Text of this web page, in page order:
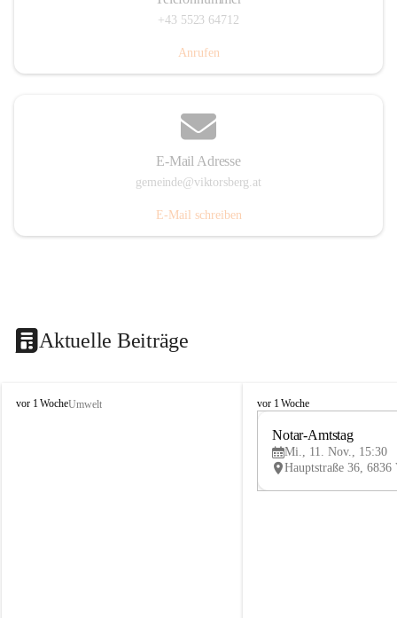
+43 5523 64712
Anrufen
E-Mail Adresse
gemeinde@viktorsberg.at
E-Mail schreiben
Aktuelle Beiträge
V
vor 1 WocheUmwelt
V
vor 1 Woche
Notar-Amtstag
Mi., 11. Nov., 15:30